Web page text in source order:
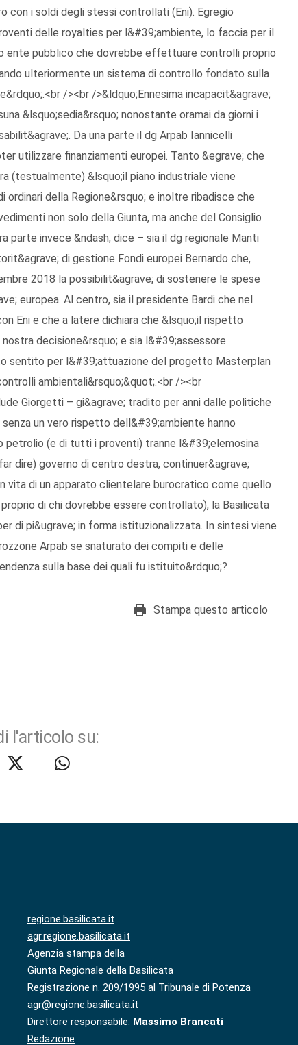
con i soldi degli stessi controllati (Eni). Egregio
delle royalties per l&#39;ambiente, lo faccia per il
ente pubblico che dovrebbe effettuare controlli proprio
ulteriormente un sistema di controllo fondato sulla
/><br />&ldquo;Ennesima incapacit&agrave;
&lsquo;sedia&rsquo; nonostante oramai da giorni i
Da una parte il dg Arpab Iannicelli
utilizzare finanziamenti europei. Tanto &egrave; che
(testualmente) &lsquo;il piano industriale viene
della Regione&rsquo; e inoltre ribadisce che
non solo della Giunta, ma anche del Consiglio
parte invece &ndash; dice – sia il dg regionale Manti
di gestione Fondi europei Bernardo che,
2018 la possibilit&agrave; di sostenere le spese
europea. Al centro, sia il presidente Bardi che nel
Eni e che a latere dichiara che &lsquo;il rispetto
decisione&rsquo; e sia l&#39;assessore
sentito per l&#39;attuazione del progetto Masterplan
ambientali&rsquo;&quot;.<br /><br
Giorgetti – gi&agrave; tradito per anni dalle politiche
un vero rispetto dell&#39;ambiente hanno
petrolio (e di tutti i proventi) tranne l&#39;elemosina
dire) governo di centro destra, continuer&agrave;
vita di un apparato clientelare burocratico come quello
di chi dovrebbe essere controllato), la Basilicata
di pi&ugrave; in forma istituzionalizzata. In sintesi viene
Arpab se snaturato dei compiti e delle
sulla base dei quali fu istituito&rdquo;?
Stampa questo articolo
l'articolo su:
regione.basilicata.it
agr.regione.basilicata.it
Agenzia stampa della
Giunta Regionale della Basilicata
Registrazione n. 209/1995 al Tribunale di Potenza
agr@regione.basilicata.it
Direttore responsabile: Massimo Brancati
Redazione